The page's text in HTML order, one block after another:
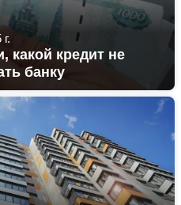
какой кредит не
банку